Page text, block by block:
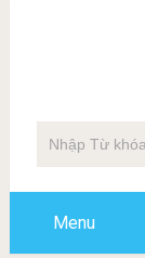
Menu